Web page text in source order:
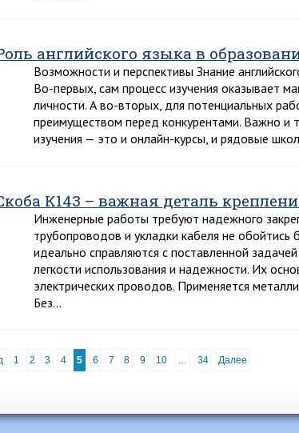
английского языка в
Возможности и перспективы Знание
Во-первых, сам процесс изучения оказывает
личности. А во-вторых, для потенциальных
преимуществом перед конкурентами. Важно и
изучения — это и онлайн-курсы, и рядовые
К143 – важная деталь
Инженерные работы требуют надежного
трубопроводов и укладки кабеля не
идеально справляются с поставленной
легкости использования и надежности. Их
электрических проводов. Применяется
Без…
1 2 3 4 5 6 7 8 9 10 … 34 Далее